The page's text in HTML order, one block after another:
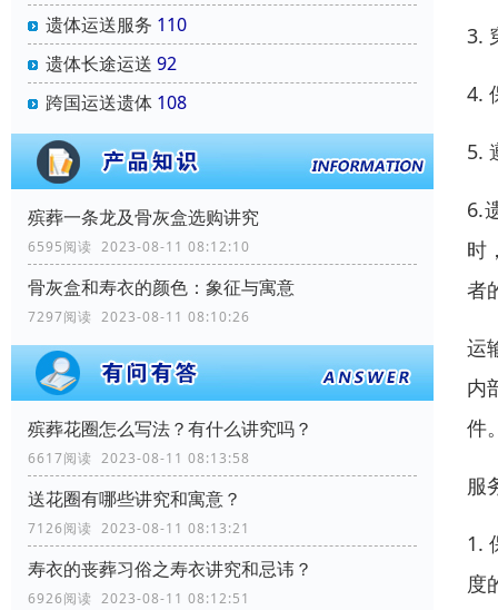
遗体运送服务 110
遗体长途运送 92
跨国运送遗体 108
殡葬一条龙及骨灰盒选购讲究
6595阅读 2023-08-11 08:12:10
骨灰盒和寿衣的颜色：象征与寓意
7297阅读 2023-08-11 08:10:26
殡葬花圈怎么写法？有什么讲究吗？
6617阅读 2023-08-11 08:13:58
送花圈有哪些讲究和寓意？
7126阅读 2023-08-11 08:13:21
寿衣的丧葬习俗之寿衣讲究和忌讳？
6926阅读 2023-08-11 08:12:51
3.
4.
5.
6.
时
者
运
内
件
服
1.
度